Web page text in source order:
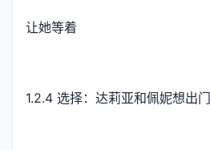
让她等着
1.2.4 选择：达莉亚和佩妮想出门